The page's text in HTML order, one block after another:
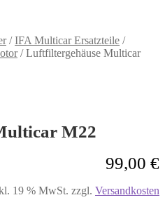
/IFA Multicar Ersatzteile /
/Luftfiltergehäuse Multicar
M22
99,00 €
19 % MwSt. zzgl. Versandkosten